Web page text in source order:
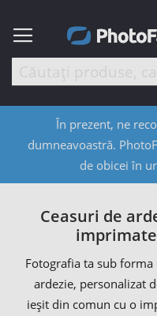
În prezent, ne
dumneavoastră.
de obicei în
Ceasuri de
Fotografia ta sub
ardezie, personalizat
ieșit din comun cu o